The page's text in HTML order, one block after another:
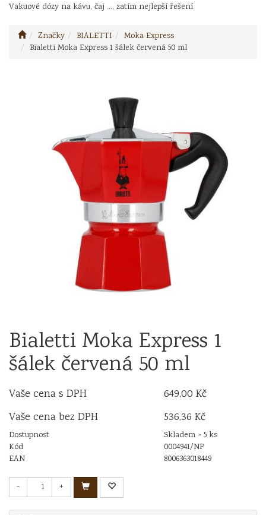
Vakuové dózy na kávu, čaj ..., zatím nejlepší řešení
Značky BIALETTI
Moka Express
Bialetti Moka Express 1 šálek červená 50 ml
Bialetti Moka Express 1
šálek červená 50 ml
Vaše cena s DPH
649,00 Kč
Vaše cena bez DPH
536,36 Kč
Dostupnost
Skladem > 5 ks
Kód
0004941/NP
EAN
8006363018449
- +